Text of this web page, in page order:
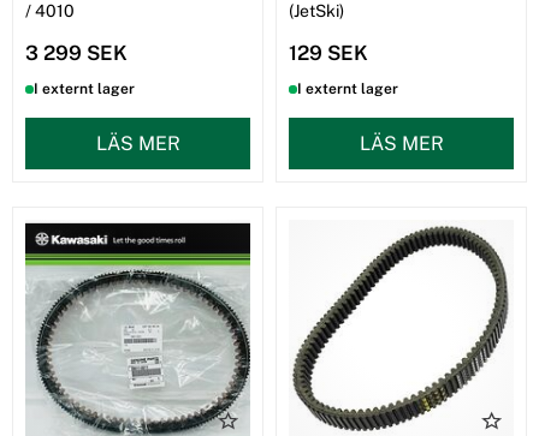
/ 4010
3 299 SEK
I externt lager
LÄS MER
(JetSki)
129 SEK
I externt lager
LÄS MER